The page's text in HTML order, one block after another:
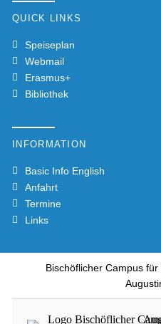
QUICK LINKS
Speiseplan
Webmail
Erasmus+
Bibliothek
INFORMATION
Basic Info English
Anfahrt
Termine
Links
Bischöflicher Campus